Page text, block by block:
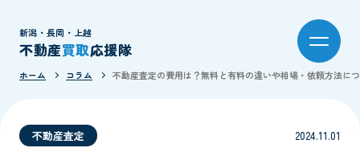
新潟・長岡・上越
不動産買取応援隊
ホーム コラム 不動産査定の費用は？無料と有料の違いや相場・依頼方法に
不動産査定 2024.11.01